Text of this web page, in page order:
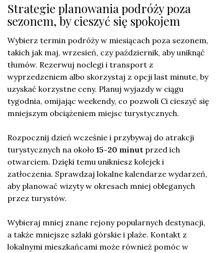
Strategie planowania podróży poza
sezonem, by cieszyć się spokojem
Wybierz termin podróży w miesiącach poza sezonem,
takich jak maj, wrzesień, czy październik, aby uniknąć
tłumów. Rezerwuj noclegi i transport z
wyprzedzeniem albo skorzystaj z opcji last minute, by
uzyskać korzystne ceny. Planuj wyjazdy w ciągu
tygodnia, omijając weekendy, co pozwoli Ci cieszyć się
mniejszym obciążeniem miejsc turystycznych.
Rozpocznij dzień wcześnie i przybywaj do atrakcji
turystycznych na około15-20 minut przed ich
otwarciem. Dzięki temu unikniesz kolejek i
zatłoczenia. Sprawdzaj lokalne kalendarze wydarzeń,
aby planować wizyty w okresach mniej obleganych
przez turystów.
Wybieraj mniej znane rejony popularnych destynacji,
a także mniejsze szlaki górskie i plaże. Kontakt z
lokalnymi mieszkańcami może również pomóc w